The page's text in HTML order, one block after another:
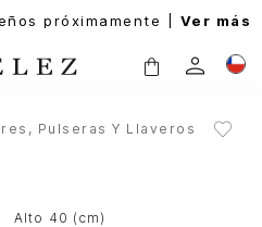
próximamente | Ver más
Pulseras Y Llaveros
alto 40 (cm)